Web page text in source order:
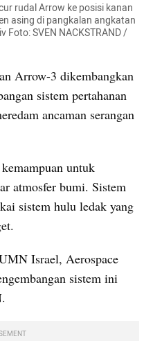
rudal Arrow ke posisi kanan
asing di pangkalan angkatan
Foto: SVEN NACKSTRAND /
Arrow-3 dikembangkan
sistem pertahanan
ancaman serangan
untuk
atmosfer bumi. Sistem
sistem hulu ledak yang
Israel, Aerospace
sistem ini